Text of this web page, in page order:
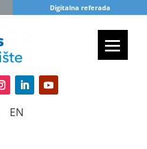
Digitalna referada
EN